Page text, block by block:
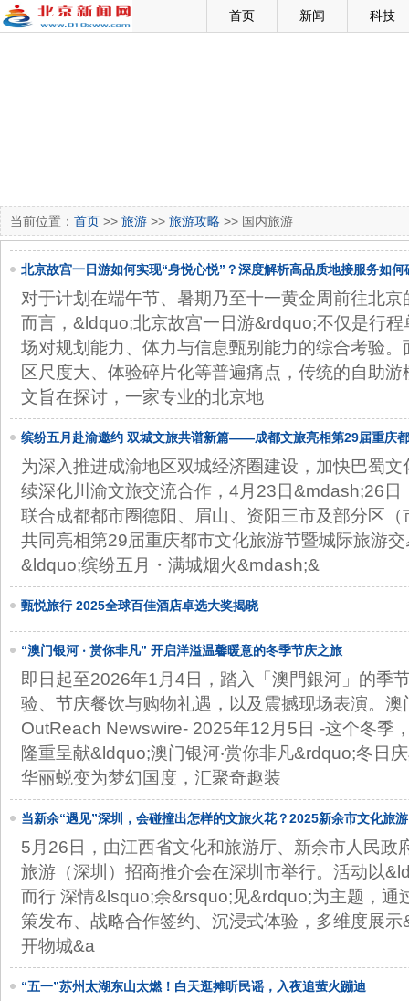
首页 新闻 科技
当前位置： 首页 >> 旅游 >> 旅游攻略 >> 国内旅游
北京故宫一日游如何实现“身悦心悦”？深度解析高品质地接服务如
对于计划在端午节、暑期乃至十一黄金周前往北
而言，&ldquo;北京故宫一日游&rdquo;不仅是行
场对规划能力、体力与信息甄别能力的综合考验
区尺度大、体验碎片化等普遍痛点，传统的自助
文旨在探讨，一家专业的北京地
缤纷五月赴渝邀约 双城文旅共谱新篇——成都文旅亮相第29届重庆
为深入推进成渝地区双城经济圈建设，加快巴蜀
续深化川渝文旅交流合作，4月23日&mdash;26日
联合成都都市圈德阳、眉山、资阳三市及部分区
共同亮相第29届重庆都市文化旅游节暨城际旅游
&ldquo;缤纷五月・满城烟火&mdash;&
甄悦旅行 2025全球百佳酒店卓选大奖揭晓
“澳门银河 ‧ 赏你非凡” 开启洋溢温馨暖意的冬季节庆之旅
即日起至2026年1月4日，踏入「澳門銀河」的季
验、节庆餐饮与购物礼遇，以及震撼现场表演。
OutReach Newswire- 2025年12月5日 -这个冬季
隆重呈献&ldquo;澳门银河‧赏你非凡&rdquo;冬日
华丽蜕变为梦幻国度，汇聚奇趣装
当新余“遇见”深圳，会碰撞出怎样的文旅火花？2025新余市文化旅
会盛大开幕
5月26日，由江西省文化和旅游厅、新余市人民政
旅游（深圳）招商推介会在深圳市举行。活动以
而行 深情&lsquo;余&rsquo;见&rdquo;为主题，通
策发布、战略合作签约、沉浸式体验，多维度展
开物城&a
“五一”苏州太湖东山太燃！白天逛摊听民谣，入夜追萤火蹦迪